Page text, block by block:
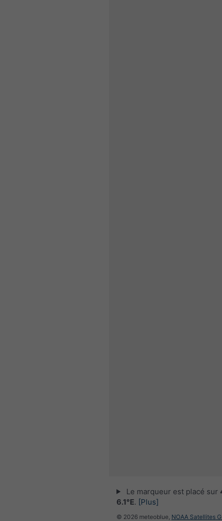
Le marqueur est placé sur
6.1°E. [Plus]
© 2026 meteoblue, NOAA Satellites